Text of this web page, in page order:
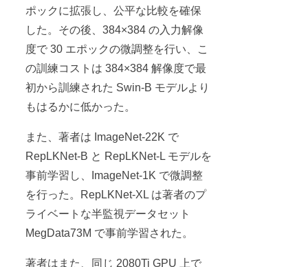
ポックに拡張し、公平な比較を確保
した。その後、384×384 の入力解像
度で 30 エポックの微調整を行い、こ
の訓練コストは 384×384 解像度で最
初から訓練された Swin-B モデルより
もはるかに低かった。
また、著者は ImageNet-22K で
RepLKNet-B と RepLKNet-L モデルを
事前学習し、ImageNet-1K で微調整
を行った。RepLKNet-XL は著者のプ
ライベートな半監視データセット
MegData73M で事前学習された。
著者はまた、同じ 2080Ti GPU 上で